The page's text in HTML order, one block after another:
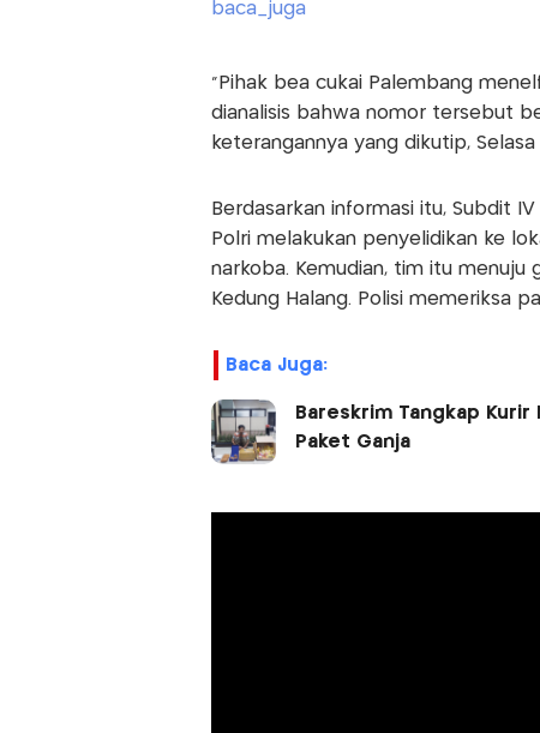
"Pihak bea cukai Palembang
dianalisis bahwa nomor tersebut
keterangannya yang dikutip,
Berdasarkan informasi itu, Subdit
Polri melakukan penyelidikan ke
narkoba. Kemudian, tim itu menuju
Kedung Halang. Polisi memeriksa
Baca Juga:
Bareskrim Tangkap Kurir
Paket Ganja